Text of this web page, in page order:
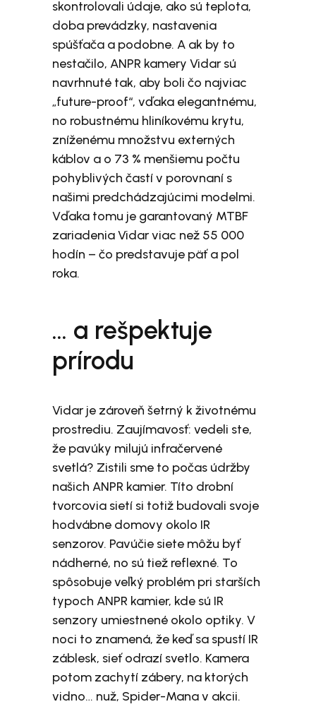
skontrolovali údaje, ako sú teplota,
doba prevádzky, nastavenia
spúšťača a podobne. A ak by to
nestačilo, ANPR kamery Vidar sú
navrhnuté tak, aby boli čo najviac
„future-proof“, vďaka elegantnému,
no robustnému hliníkovému krytu,
zníženému množstvu externých
káblov a o 73 % menšiemu počtu
pohyblivých častí v porovnaní s
našimi predchádzajúcimi modelmi.
Vďaka tomu je garantovaný MTBF
zariadenia Vidar viac než 55 000
hodín – čo predstavuje päť a pol
roka.
… a rešpektuje
prírodu
Vidar je zároveň šetrný k životnému
prostrediu. Zaujímavosť: vedeli ste,
že pavúky milujú infračervené
svetlá? Zistili sme to počas údržby
našich ANPR kamier. Títo drobní
tvorcovia sietí si totiž budovali svoje
hodvábne domovy okolo IR
senzorov. Pavúčie siete môžu byť
nádherné, no sú tiež reflexné. To
spôsobuje veľký problém pri starších
typoch ANPR kamier, kde sú IR
senzory umiestnené okolo optiky. V
noci to znamená, že keď sa spustí IR
záblesk, sieť odrazí svetlo. Kamera
potom zachytí zábery, na ktorých
vidno… nuž, Spider-Mana v akcii.